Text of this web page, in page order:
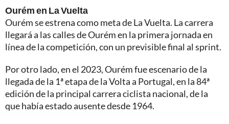
Ourém en La Vuelta
Ourém se estrena como meta de La Vuelta. La carrera
llegará a las calles de Ourém en la primera jornada en
línea de la competición, con un previsible final al sprint.
Por otro lado, en el 2023, Ourém fue escenario de la
llegada de la 1ª etapa de la Volta a Portugal, en la 84ª
edición de la principal carrera ciclista nacional, de la
que había estado ausente desde 1964.